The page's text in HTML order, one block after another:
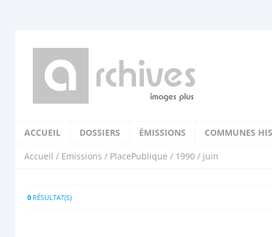
ACCUEIL DOSSIERS ÉMISSIONS COMMUNES
Accueil / Emissions / PlacePublique / 1990 / juin
0 RÉSULTAT(S)